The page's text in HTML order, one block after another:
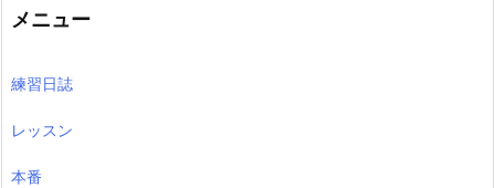
事
メニュー
練習日誌
レッスン
本番